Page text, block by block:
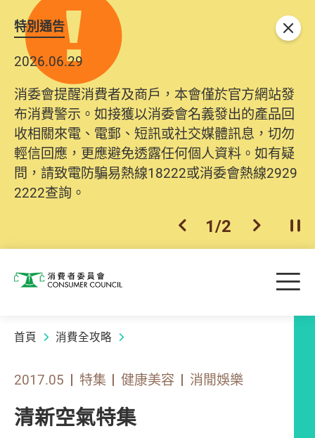
特別通告
2026.06.29
消委會提醒消費者及商戶，本會僅於官方網站發
布消費警示。如接獲以消委會名義發出的產品回
收相關來電、電郵、短訊或社交媒體訊息，切勿
輕信回應，更應避免透露任何個人資料。如有疑
問，請致電防騙易熱線18222或消委會熱線2929
2222查詢。
上一個
1/2 下一個開
關閉
消費者委員會 目
首頁 消費全攻略
2017.05 特集 健康美容 消閒娛樂
清新空氣特集